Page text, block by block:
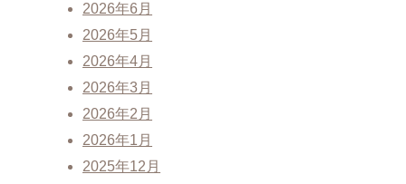
2026年6月
2026年5月
2026年4月
2026年3月
2026年2月
2026年1月
2025年12月